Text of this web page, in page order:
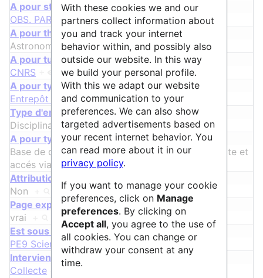
A pour structure
OBS. PARIS
+
A pour thématique
Astronomie et Astrophysique+
A pour tutelle
CNRS
et OBS. PARIS +
A pour type
Entrepôt de données +
Type d'entrepôt ᵖ
Disciplinaire+
A pour type de données
Base de données: Taux collision ro-vibrati
abilite et
accés via l'interface VAMDC-TAP
Attribution d'identifiant pérenne
Non
Page exportable ᵖ
vrai
Est sous discipline de Sciences & Technologies
PE9 Sciences de l'Univers +
Intervient dans le cycle de vie
Collecte
Documentation
With these cookies we and our
partners collect information about
you and track your internet
behavior within, and possibly also
outside our website. In this way
we build your personal profile.
With this we adapt our website
and communication to your
preferences. We can also show
targeted advertisements based on
your recent internet behavior. You
can read more about it in our
privacy policy.
If you want to manage your cookie
preferences, click on Manage
preferences. By clicking on
Accept all, you agree to the use of
all cookies. You can change or
withdraw your consent at any
time.